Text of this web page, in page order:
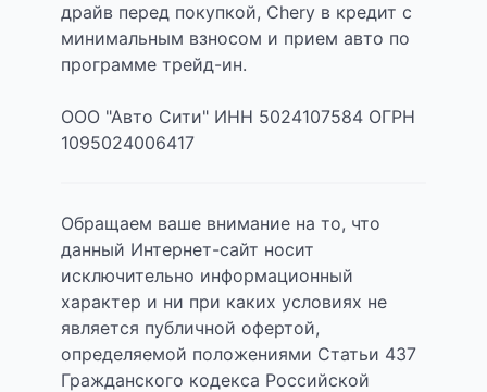
драйв перед покупкой, Chery в кредит с
минимальным взносом и прием авто по
программе трейд-ин.
ООО "Авто Сити" ИНН 5024107584 ОГРН
1095024006417
Обращаем ваше внимание на то, что
данный Интернет-сайт носит
исключительно информационный
характер и ни при каких условиях не
является публичной офертой,
определяемой положениями Статьи 437
Гражданского кодекса Российской